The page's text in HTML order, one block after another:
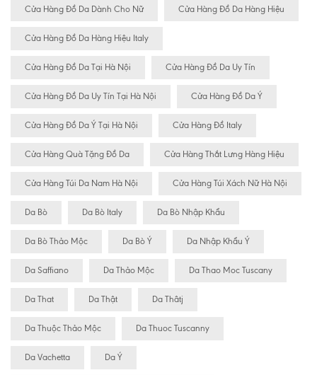
Cửa Hàng Đồ Da Dành Cho Nữ Cửa Hàng Đồ Da Hàng Hiệu
Cửa Hàng Đồ Da Hàng Hiệu Italy
Cửa Hàng Đồ Da Tại Hà Nội Cửa Hàng Đồ Da Uy Tín
Cửa Hàng Đồ Da Uy Tín Tại Hà Nội Cửa Hàng Đồ Da Ý
Cửa Hàng Đồ Da Ý Tại Hà Nội Cửa Hàng Đồ Italy
Cửa Hàng Quà Tặng Đồ Da Cửa Hàng Thắt Lưng Hàng Hiệu
Cửa Hàng Túi Da Nam Hà Nội Cửa Hàng Túi Xách Nữ Hà Nội
Da Bò Da Bò Italy Da Bò Nhập Khẩu
Da Bò Thảo Mộc Da Bò Ý Da Nhập Khẩu Ý
Da Saffiano Da Thảo Mộc Da Thao Moc Tuscany
Da That Da Thật Da Thâtj
Da Thuộc Thảo Mộc Da Thuoc Tuscanny
Da Vachetta Da Ý